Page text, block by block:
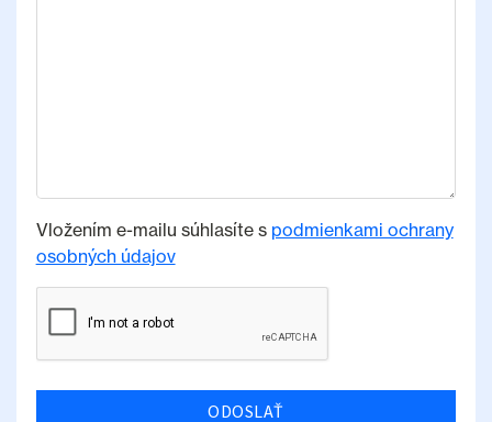
Vložením e-mailu súhlasíte s podmienkami ochrany
osobných údajov
ODOSLAŤ